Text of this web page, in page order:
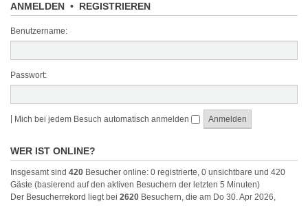
ANMELDEN • REGISTRIEREN
Benutzername:
Passwort:
Mich bei jedem Besuch automatisch anmelden
WER IST ONLINE?
Insgesamt sind 420 Besucher online: 0 registrierte, 0 unsichtbare und 420
Gäste (basierend auf den aktiven Besuchern der letzten 5 Minuten)
Der Besucherrekord liegt bei 2620 Besuchern, die am Do 30. Apr 2026,